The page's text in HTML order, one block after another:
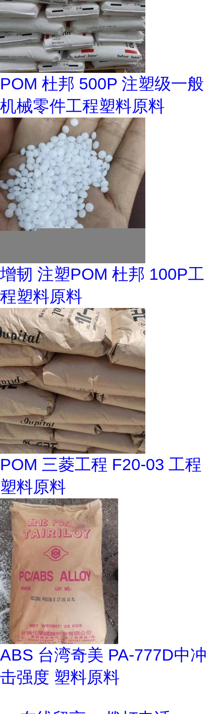
POM 杜邦 500P 注塑级一般
机械零件工程塑料原料
增韧 注塑POM 杜邦 100P工
程塑料原料
POM 三菱工程 F20-03 工程
塑料原料
ABS 台湾奇美 PA-777D中冲
击强度 塑料原料